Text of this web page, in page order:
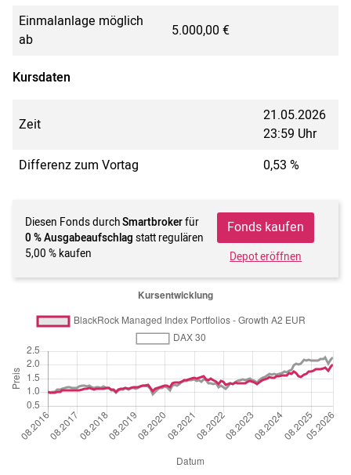
Einmalanlage möglich
ab
5.000,00 €
Kursdaten
Zeit
21.05.2026
23:59 Uhr
Differenz zum Vortag
0,53 %
Diesen Fonds durchSmartbrokerfür
0 % Ausgabeaufschlag statt regulären
5,00 % kaufen
Fonds kaufen
Depot eröffnen